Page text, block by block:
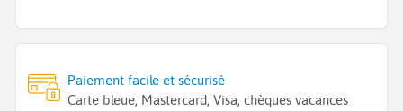
Paiement facile et sécurisé
Carte bleue, Mastercard, Visa, chèques vacances